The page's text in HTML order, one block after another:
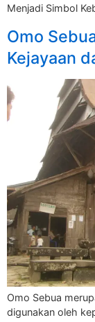
Menjadi Simbol
Omo
Kejayaan
Omo Sebua
digunakan oleh